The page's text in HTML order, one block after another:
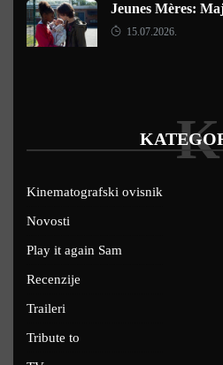
Jeunes Mères:
15.07.2026.
K
Kinematografski ovisnik
Novosti
Play it again Sam
Recenzije
Traileri
Tribute to